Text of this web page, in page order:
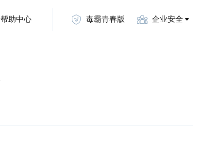
帮助中心 毒霸青春版 企业安全